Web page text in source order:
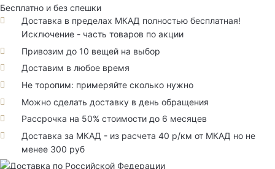
Бесплатно и без спешки
Доставка в пределах МКАД полностью бесплатная!
Исключение - часть товаров по акции
Привозим до 10 вещей на выбор
Доставим в любое время
Не торопим: примеряйте сколько нужно
Можно сделать доставку в день обращения
Рассрочка на 50% стоимости до 6 месяцев
Доставка за МКАД - из расчета 40 р/км от МКАД но не
менее 300 руб